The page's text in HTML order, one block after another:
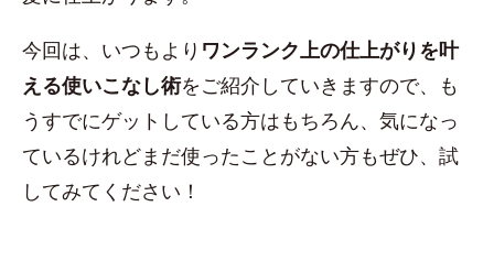
今回は、いつもより ワンランク上の仕上がりを叶
える使いこなし術をご紹介していきますので、も
うすでにゲットしている方はもちろん、気になっ
ているけれどまだ使ったことがない方もぜひ、試
してみてください！